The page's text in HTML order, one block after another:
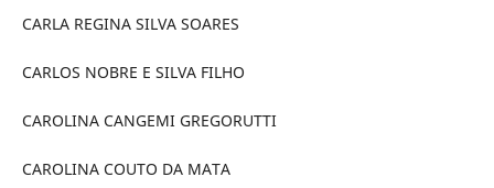
CARLA REGINA SILVA SOARES
CARLOS NOBRE E SILVA FILHO
CAROLINA CANGEMI GREGORUTTI
CAROLINA COUTO DA MATA